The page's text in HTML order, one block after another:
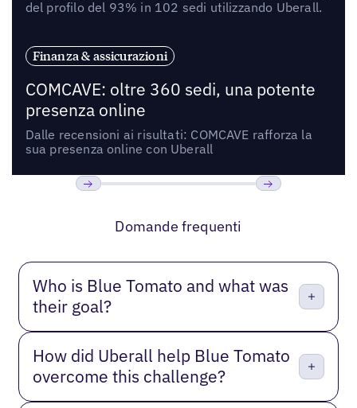
del profilo del 93% in 102 sedi utilizzando Uberall.
Finanza & assicurazioni
COMCAVE: oltre 360 sedi, una potente
presenza online
Dalle recensioni ai risultati: COMCAVE rafforza la
sua presenza online con Uberall
Domande frequenti
Who is Blue Tomato and what was
their goal?
How did Uberall help Blue Tomato
overcome this challenge?